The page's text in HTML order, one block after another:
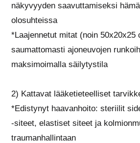
näkyvyyden saavuttamiseksi
olosuhteissa
*Laajennetut mitat (noin 50x20x25
saumattomasti ajoneuvojen
maksimoimalla säilytystila
2) Kattavat lääketieteelliset
*Edistynyt haavanhoito: steriilit
-siteet, elastiset siteet ja
traumanhallintaan